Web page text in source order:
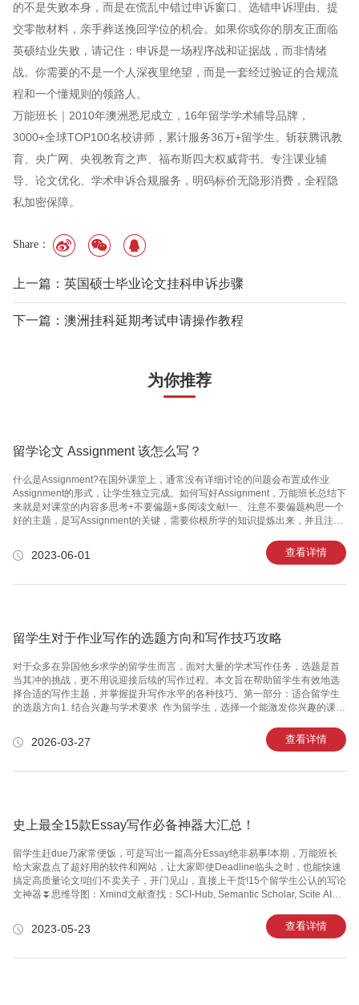
的不是失败本身，而是在慌乱中错过申诉窗口、选错申诉理由、提
交零散材料，亲手葬送挽回学位的机会。如果你或你的朋友正面临
英硕结业失败，请记住：申诉是一场程序战和证据战，而非情绪
战。你需要的不是一个人深夜里绝望，而是一套经过验证的合规流
程和一个懂规则的领路人。
万能班长｜2010年澳洲悉尼成立，16年留学学术辅导品牌，
3000+全球TOP100名校讲师，累计服务36万+留学生。斩获腾讯教
育、央广网、央视教育之声、福布斯四大权威背书。专注课业辅
导、论文优化、学术申诉合规服务，明码标价无隐形消费，全程隐
私加密保障。
Share：
上一篇：英国硕士毕业论文挂科申诉步骤
下一篇：澳洲挂科延期考试申请操作教程
为你推荐
留学论文 Assignment 该怎么写？
什么是Assignment?在国外课堂上，通常没有详细讨论的问题会布置成作业
Assignment的形式，让学生独立完成。如何写好Assignment，万能班长总结下
来就是对课堂的内容多思考+不要偏题+多阅读文献!一、注意不要偏题构思一个
好的主题，是写Assignment的关键，需要你根所学的知识提炼出来，并且注意
从一个本质上很有趣的问题引向另一个问题，这时候你就很容易偏离主题。为
了防止这种情况的发生，你可以在写Assignment的时候定期回顾一下你的主
2023-06-01 查看详情
留学生对于作业写作的选题方向和写作技巧攻略
对于众多在异国他乡求学的留学生而言，面对大量的学术写作任务，选题是首
当其冲的挑战，更不用说迎接后续的写作过程。本文旨在帮助留学生有效地选
择合适的写作主题，并掌握提升写作水平的各种技巧。第一部分：适合留学生
的选题方向1. 结合兴趣与学术要求 作为留学生，选择一个能激发你兴趣的课题
求。与此同时，确保所选主题符合课程或项目的学术要求。理想的选题方向应
是你兴趣与学术要求的交集。2. 研究国际化趋势 利用你作为留学生的优势，选
2026-03-27 查看详情
史上最全15款Essay写作必备神器大汇总！
留学生赶due乃家常便饭，可是写出一篇高分Essay绝非易事!本期，万能班长
给大家盘点了超好用的软件和网站，让大家即使Deadline临头之时，也能快速
搞定高质量论文!咱们不卖关子，开门见山，直接上干货!15个留学生公认的写论
文神器⏬思维导图：Xmind文献查找：SCI-Hub, Semantic Scholar, Scite AI文
SGrammarly语句润色：SQuillbot Ginger文献引用：SZetero, Endnotes论文降
重：SSpinbot优化排版：SMathcha, Typeset下面我们来详细讲讲每个网站的
2023-05-23 查看详情